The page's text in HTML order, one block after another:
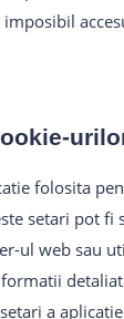
folosita
setari pot fi
ul web sau
a